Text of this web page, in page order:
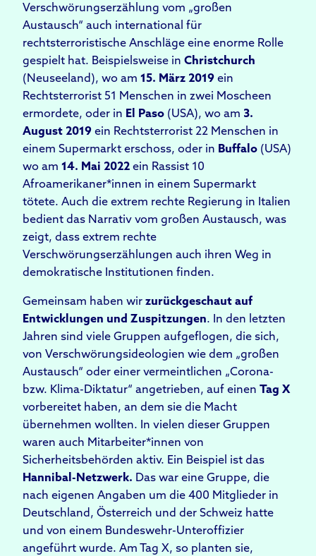
Verschwörungserzählung vom „großen
Austausch“ auch international für
rechtsterroristische Anschläge eine enorme Rolle
gespielt hat. Beispielsweise in Christchurch
(Neuseeland), wo am 15. März 2019 ein
Rechtsterrorist 51 Menschen in zwei Moscheen
ermordete, oder in El Paso (USA), wo am 3.
August 2019 ein Rechtsterrorist 22 Menschen in
einem Supermarkt erschoss, oder in Buffalo (USA)
wo am 14. Mai 2022 ein Rassist 10
Afroamerikaner*innen in einem Supermarkt
tötete. Auch die extrem rechte Regierung in Italien
bedient das Narrativ vom großen Austausch, was
zeigt, dass extrem rechte
Verschwörungserzählungen auch ihren Weg in
demokratische Institutionen finden.
Gemeinsam haben wir zurückgeschaut auf
Entwicklungen und Zuspitzungen. In den letzten
Jahren sind viele Gruppen aufgeflogen, die sich,
von Verschwörungsideologien wie dem „großen
Austausch“ oder einer vermeintlichen „Corona-
bzw. Klima-Diktatur“ angetrieben, auf einen Tag X
vorbereitet haben, an dem sie die Macht
übernehmen wollten. In vielen dieser Gruppen
waren auch Mitarbeiter*innen von
Sicherheitsbehörden aktiv. Ein Beispiel ist das
Hannibal-Netzwerk. Das war eine Gruppe, die
nach eigenen Angaben um die 400 Mitglieder in
Deutschland, Österreich und der Schweiz hatte
und von einem Bundeswehr-Unteroffizier
angeführt wurde. Am Tag X, so planten sie,